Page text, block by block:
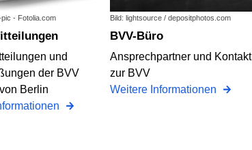
- Fotolia.com
und
der BVV
Berlin
Bild: lightsource / depositphotos.com
BVV-Büro
Ansprechpartner und Kontakt
zur BVV
Weitere Informationen